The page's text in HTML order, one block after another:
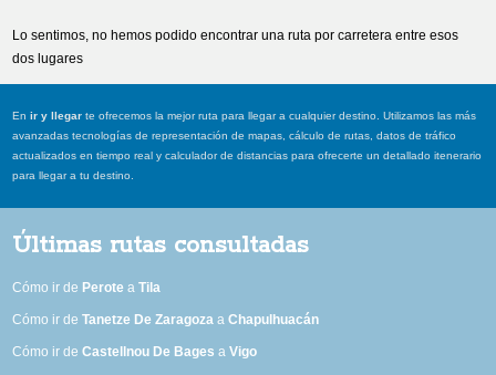
Lo sentimos, no hemos podido encontrar una ruta por carretera entre esos
dos lugares
Enir y llegar te ofrecemos la mejor ruta para llegar a cualquier destino. Utilizamos las más
avanzadas tecnologías de representación de mapas, cálculo de rutas, datos de tráfico
actualizados en tiempo real y calculador de distancias para ofrecerte un detallado itenerario
para llegar a tu destino.
Últimas rutas consultadas
Cómo ir de Perote aTila
Cómo ir deTanetze De Zaragoza aChapulhuacán
Cómo ir deCastellnou De Bages aVigo